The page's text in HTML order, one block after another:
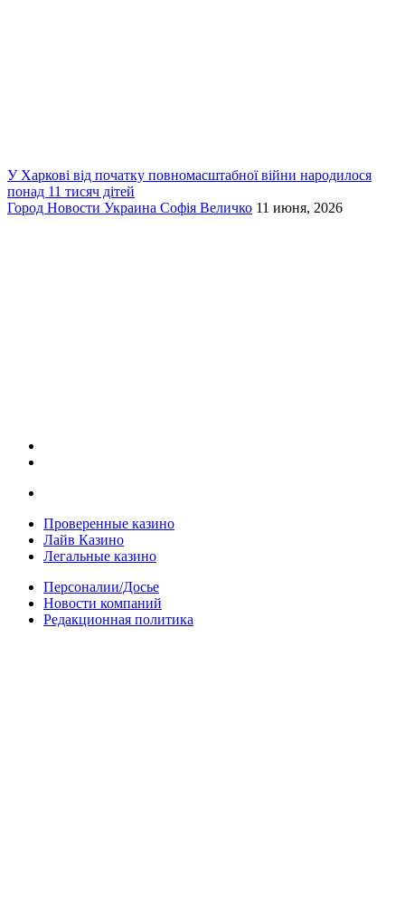
У Харкові від початку повномасштабної війни народилося
понад 11 тисяч дітей
Город Новости Украина Софія Величко 11 июня, 2026
Проверенные казино
Лайв Казино
Легальные казино
Персоналии/Досье
Новости компаний
Редакционная политика